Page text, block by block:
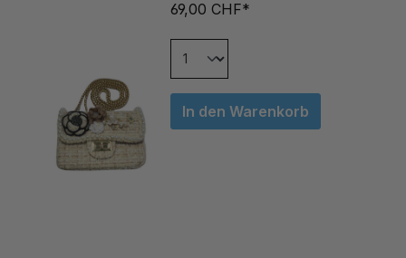
In den Warenkorb